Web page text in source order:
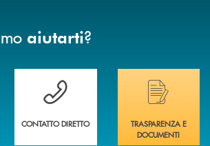
aiutarti?
a te&nbsp;
Hai bisogno di assistenza immediata?
CONTATTO DIRETTO
Hai bisogno di
TRASPARENZA E
DOCUMENTI